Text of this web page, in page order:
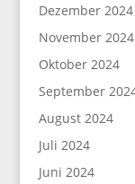
Dezember 2024
November 2024
Oktober 2024
September
August 2024
Juli 2024
Juni 2024